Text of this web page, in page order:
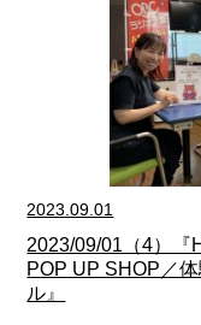
2023.09.01
2023/09/01（4）『
POP UP SHOP／
ル』